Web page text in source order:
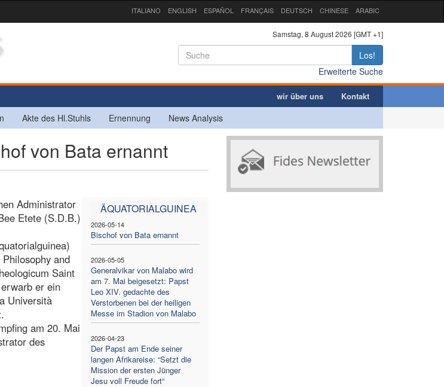
ITALIANO ENGLISH ESPAÑOL FRANÇAIS DEUTSCH CHINESE ARABIC
Samstag, 8 August 2026 [GMT +1]
Los!
Erweiterte Suche
wir über uns Kontakt
Akte des Hl.Stuhls Ernennung News Analysis
von Bata ernannt
ÄQUATORIALGUINEA
2026-05-14
Bischof von Bata ernannt
2026-05-05
Generalvikar von Malabo wird
am 7. Mai beigesetzt: Papst
Leo XIV. gedachte des
Verstorbenen bei der heiligen
Messe im Stadion von Malabo
2026-04-23
Der Papst am Ende seiner
langen Afrikareise: “Setzt die
Mission der ersten Jünger
Jesu voll Freude fort“
Administrator
Etete (S.D.B.)
and
Saint
er ein
Università
am 20. Mai
des